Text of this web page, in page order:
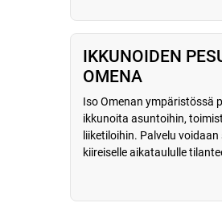
IKKUNOIDEN
OMENA
Iso Omenan ympäristössä
ikkunoita asuntoihin,
liiketiloihin. Palvelu
kiireiselle aikataululle